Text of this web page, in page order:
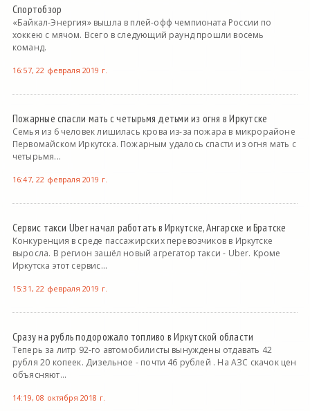
Спортобзор
«Байкал-Энергия» вышла в плей-офф чемпионата России по
хоккею с мячом. Всего в следующий раунд прошли восемь
команд.
16:57, 22 февраля 2019 г.
Пожарные спасли мать с четырьмя детьми из огня в Иркутске
Семья из 6 человек лишилась крова из-за пожара в микрорайоне
Первомайском Иркутска. Пожарным удалось спасти из огня мать с
четырьмя...
16:47, 22 февраля 2019 г.
Сервис такси Uber начал работать в Иркутске, Ангарске и Братске
Конкуренция в среде пассажирских перевозчиков в Иркутске
выросла. В регион зашёл новый агрегатор такси - Uber. Кроме
Иркутска этот сервис...
15:31, 22 февраля 2019 г.
Сразу на рубль подорожало топливо в Иркутской области
Теперь за литр 92-го автомобилисты вынуждены отдавать 42
рубля 20 копеек. Дизельное - почти 46 рублей . На АЗС скачок цен
объясняют...
14:19, 08 октября 2018 г.